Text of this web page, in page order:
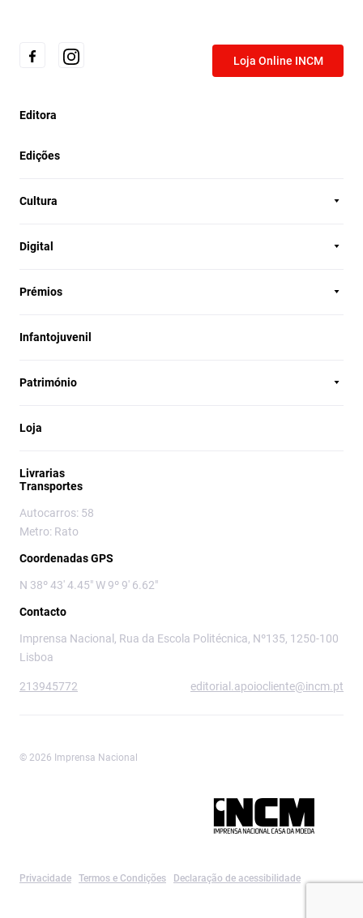
Loja Online INCM
Editora
Edições
Cultura
Digital
Prémios
Infantojuvenil
Património
Loja
Livrarias
Transportes
Autocarros: 58
Metro: Rato
Coordenadas GPS
N 38º 43' 4.45" W 9º 9' 6.62"
Contacto
Imprensa Nacional, Rua da Escola Politécnica, Nº135, 1250-100
Lisboa
213945772 editorial.apoiocliente@incm.pt
© 2026 Imprensa Nacional
Privacidade Termos e Condições Declaração de acessibilidade